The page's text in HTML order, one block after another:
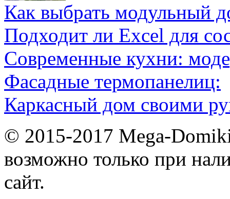
Как выбрать модульный
Подходит ли Excel для
Современные кухни:
Фасадные термопанелиц:
Каркасный дом своими
© 2015-2017 Mega-
возможно только при
сайт.